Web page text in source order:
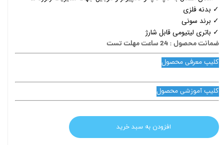
✓ بدنه فلزی
✓ برند سونی
✓ باتری لیتیومی قابل شارژ
ضمانت محصول : 24 ساعت مهلت تست
کلیپ معرفی محصول
کلیپ آموزشی محصول
افزودن به سبد خرید